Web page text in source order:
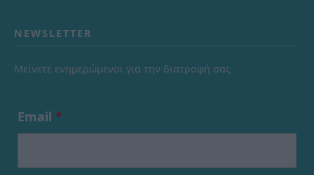
NEWSLETTER
Μείνετε ενημερώμενοι για την διατροφή σας
Email *